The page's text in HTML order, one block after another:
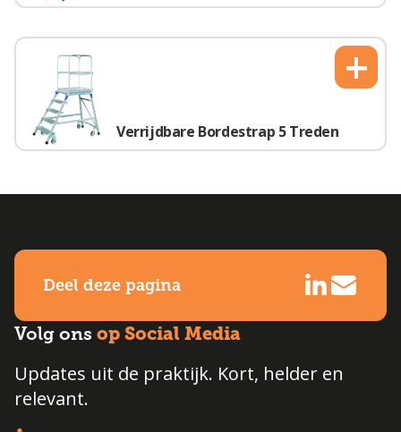
Verrijdbare Bordestrap 5 Treden
+
Deel deze pagina
Volg ons op Social Media
Updates uit de praktijk. Kort, helder en
relevant.